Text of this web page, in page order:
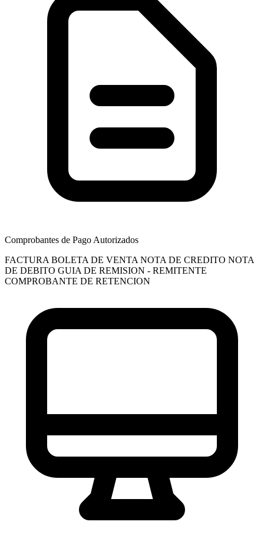
Comprobantes de Pago Autorizados
FACTURA BOLETA DE VENTA NOTA DE CREDITO NOTA
DE DEBITO GUIA DE REMISION - REMITENTE
COMPROBANTE DE RETENCION